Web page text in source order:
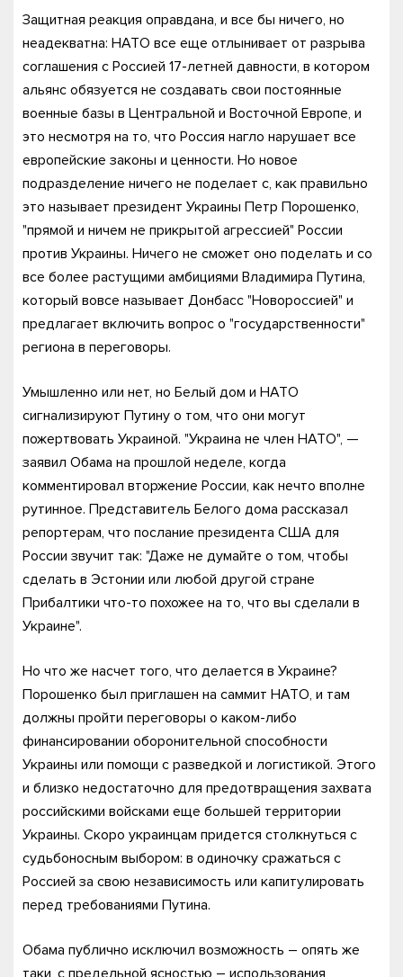
Защитная реакция оправдана, и все бы ничего, но
неадекватна: НАТО все еще отлынивает от разрыва
соглашения с Россией 17-летней давности, в котором
альянс обязуется не создавать свои постоянные
военные базы в Центральной и Восточной Европе, и
это несмотря на то, что Россия нагло нарушает все
европейские законы и ценности. Но новое
подразделение ничего не поделает с, как правильно
это называет президент Украины Петр Порошенко,
"прямой и ничем не прикрытой агрессией" России
против Украины. Ничего не сможет оно поделать и со
все более растущими амбициями Владимира Путина,
который вовсе называет Донбасс "Новороссией" и
предлагает включить вопрос о "государственности"
региона в переговоры.
Умышленно или нет, но Белый дом и НАТО
сигнализируют Путину о том, что они могут
пожертвовать Украиной. "Украина не член НАТО", —
заявил Обама на прошлой неделе, когда
комментировал вторжение России, как нечто вполне
рутинное. Представитель Белого дома рассказал
репортерам, что послание президента США для
России звучит так: "Даже не думайте о том, чтобы
сделать в Эстонии или любой другой стране
Прибалтики что-то похожее на то, что вы сделали в
Украине".
Но что же насчет того, что делается в Украине?
Порошенко был приглашен на саммит НАТО, и там
должны пройти переговоры о каком-либо
финансировании оборонительной способности
Украины или помощи с разведкой и логистикой. Этого
и близко недостаточно для предотвращения захвата
российскими войсками еще большей территории
Украины. Скоро украинцам придется столкнуться с
судьбоносным выбором: в одиночку сражаться с
Россией за свою независимость или капитулировать
перед требованиями Путина.
Обама публично исключил возможность – опять же
таки, с предельной ясностью – использования